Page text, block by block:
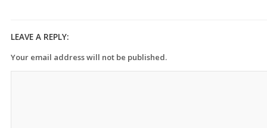
LEAVE A REPLY:
Your email address will not be published.